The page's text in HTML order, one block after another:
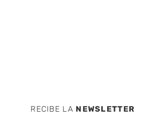
RECIBE LA NEWSLETTER